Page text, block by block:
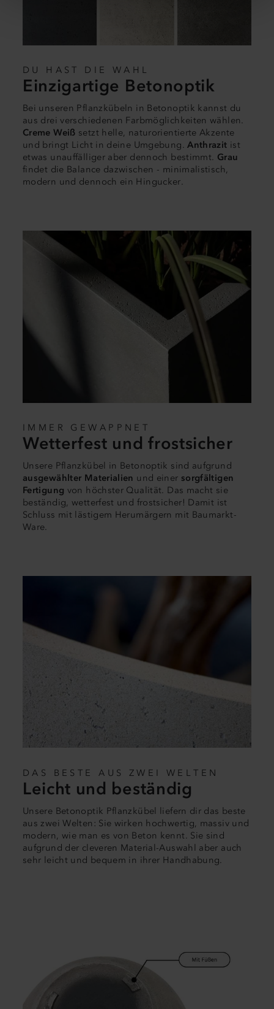
geschützt wie in der Europäischen Union. Wenn Sie auf
den Button “Akzeptieren & schließen” klicken (gem. Art.
49 Abs. 1 a) DSGVO), erklären Sie sich mit der
Übermittlung Ihrer Daten in die USA und dieser
Weiterverarbeitung der Daten einverstanden. Sie können
Ihre Einwilligung jederzeit unter der Rubrik "Details"
widerrufen oder dort eine individuelle Auswahl treffen.
mehr Informationen)
DU HAST DIE WAHL
Einzigartige Betonoptik
Bei unseren Pflanzkübeln in Betonoptik kannst du
aus drei verschiedenen Farbmöglichkeiten wählen.
Creme Weiß setzt helle, naturorientierte Akzente
und bringt Licht in deine Umgebung.Anthrazit ist
etwas unauffälliger aber dennoch bestimmt. Grau
findet die Balance dazwischen - minimalistisch,
modern und dennoch ein Hingucker.
IMMER GEWAPPNET
Wetterfest und frostsicher
Unsere Pflanzkübel in Betonoptik sind aufgrund
ausgewählter Materialien und einer sorgfältigen
Fertigung von höchster Qualität. Das macht sie
beständig, wetterfest und frostsicher! Damit ist
Schluss mit lästigem Herumärgern mit Baumarkt-
Ware.
DAS BESTE AUS ZWEI WELTEN
Leicht und beständig
Unsere Betonoptik Pflanzkübel liefern dir das beste
aus zwei Welten: Sie wirken hochwertig, massiv und
modern, wie man es von Beton kennt. Sie sind
aufgrund der cleveren Material-Auswahl aber auch
sehr leicht und bequem in ihrer Handhabung.